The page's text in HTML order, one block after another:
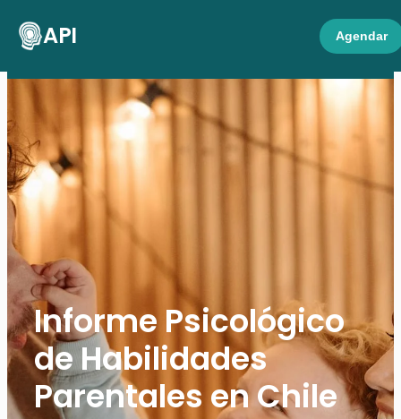
API Agendar
Informe Psicológico
de Habilidades
Parentales en Chile